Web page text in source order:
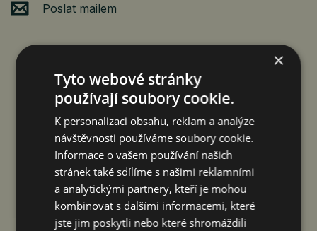
Poslat mailem
FAMILIARITÉ: POETICKÉ PROPOJENÍ
FILMU A LITERATURY
×
Tyto webové stránky
používají soubory cookie.
K personalizaci obsahu, reklam a analýze
návštěvnosti používáme soubory cookie.
Informace o vašem používání našich
stránek také sdílíme s našimi reklamními
a analytickými partnery, kteří je mohou
kombinovat s dalšími informacemi, které
jste jim poskytli nebo které shromáždili